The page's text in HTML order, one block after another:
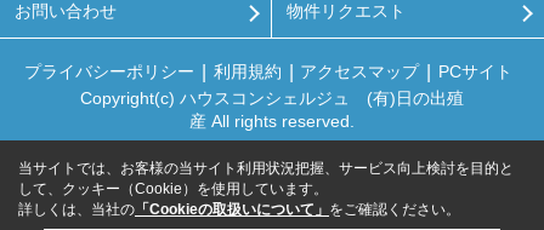
お問い合わせ 物件リクエスト
プライバシーポリシー 利用規約 アクセスマップ
PCサイト
Copyright(c) ハウスコンシェルジュ (有)日の出殖
産 All rights reserved.
当サイトでは、お客様の当サイト利用状況把握、サービス向上検討を目的と
して、クッキー（Cookie）を使用しています。
詳しくは、当社の 「Cookieの取扱いについて」 をご確認ください。